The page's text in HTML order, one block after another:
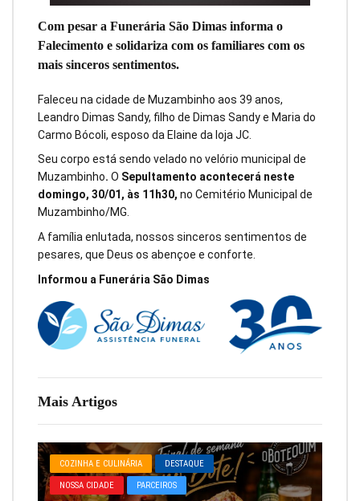
Mais Artigos
COZINHA E CULINÁRIA DESTAQUE
NOSSA CIDADE PARCEIROS
Com pesar a Funerária São Dimas informa o
Falecimento e solidariza com os familiares com os
mais sinceros sentimentos.
Faleceu na cidade de Muzambinho aos 39 anos,
Leandro Dimas Sandy, filho de Dimas Sandy e Maria do
Carmo Bócoli, esposo da Elaine da loja JC.
Seu corpo está sendo velado no velório municipal de
Muzambinho. O Sepultamento acontecerá neste
domingo, 30/01, às 11h30, no Cemitério Municipal de
Muzambinho/MG.
A família enlutada, nossos sinceros sentimentos de
pesares, que Deus os abençoe e conforte.
Informou a Funerária São Dimas